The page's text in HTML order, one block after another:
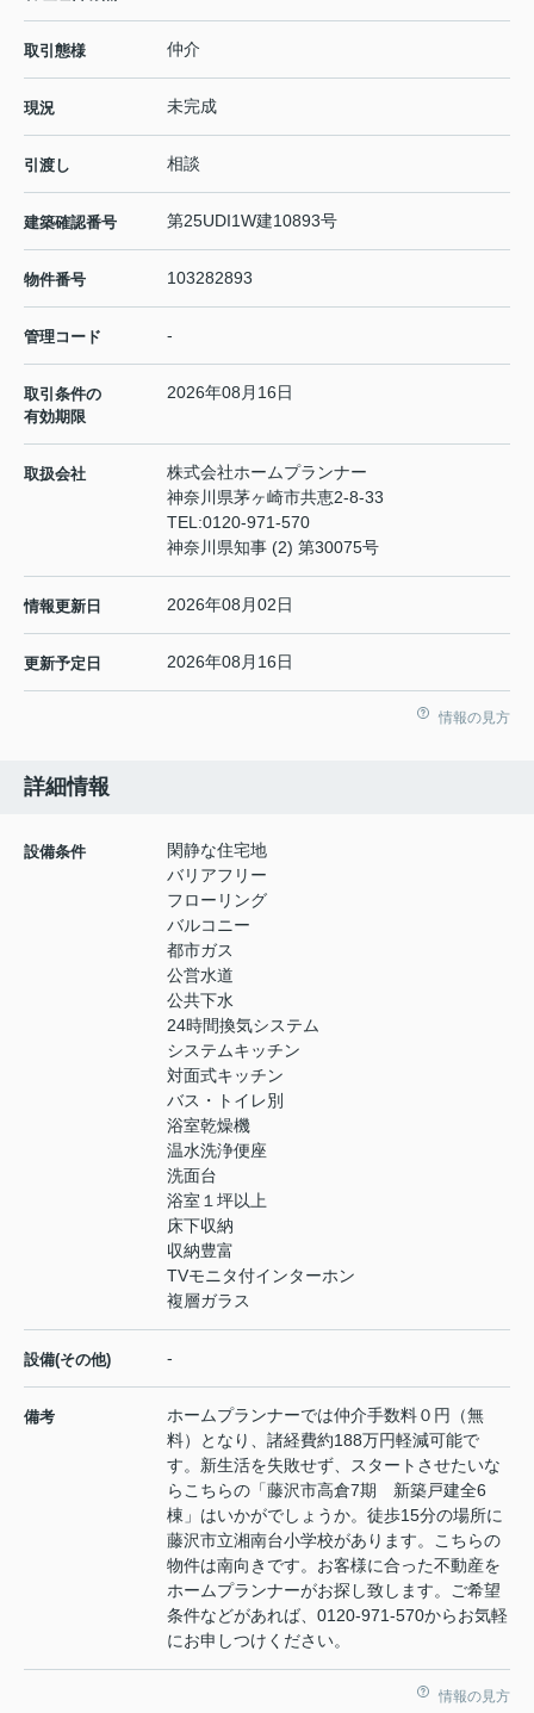
取引態様 仲介
現況 未完成
引渡し 相談
建築確認番号 第25UDI1W建10893号
物件番号 103282893
管理コード -
取引条件の
有効期限
2026年08月16日
取扱会社
株式会社ホームプランナー
神奈川県茅ヶ崎市共恵2-8-33
TEL:0120-971-570
神奈川県知事 (2) 第30075号
情報更新日 2026年08月02日
更新予定日 2026年08月16日
情報の見方
詳細情報
設備条件
閑静な住宅地
バリアフリー
フローリング
バルコニー
都市ガス
公営水道
公共下水
24時間換気システム
システムキッチン
対面式キッチン
バス・トイレ別
浴室乾燥機
温水洗浄便座
洗面台
浴室１坪以上
床下収納
収納豊富
TVモニタ付インターホン
複層ガラス
設備(その他) -
備考
ホームプランナーでは仲介手数料０円（無
料）となり、諸経費約188万円軽減可能で
す。新生活を失敗せず、スタートさせたいな
らこちらの「藤沢市高倉7期 新築戸建全6
棟」はいかがでしょうか。徒歩15分の場所に
藤沢市立湘南台小学校があります。こちらの
物件は南向きです。お客様に合った不動産を
ホームプランナーがお探し致します。ご希望
条件などがあれば、0120-971-570からお気軽
にお申しつけください。
情報の見方